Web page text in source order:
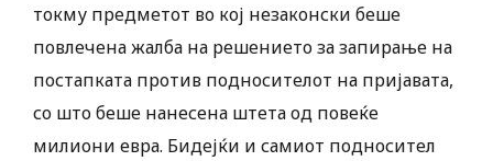
токму предметот во кој незаконски беше
повлечена жалба на решението за запирање на
постапката против подносителот на пријавата,
со што беше нанесена штета од повеќе
милиони евра. Бидејќи и самиот подносител